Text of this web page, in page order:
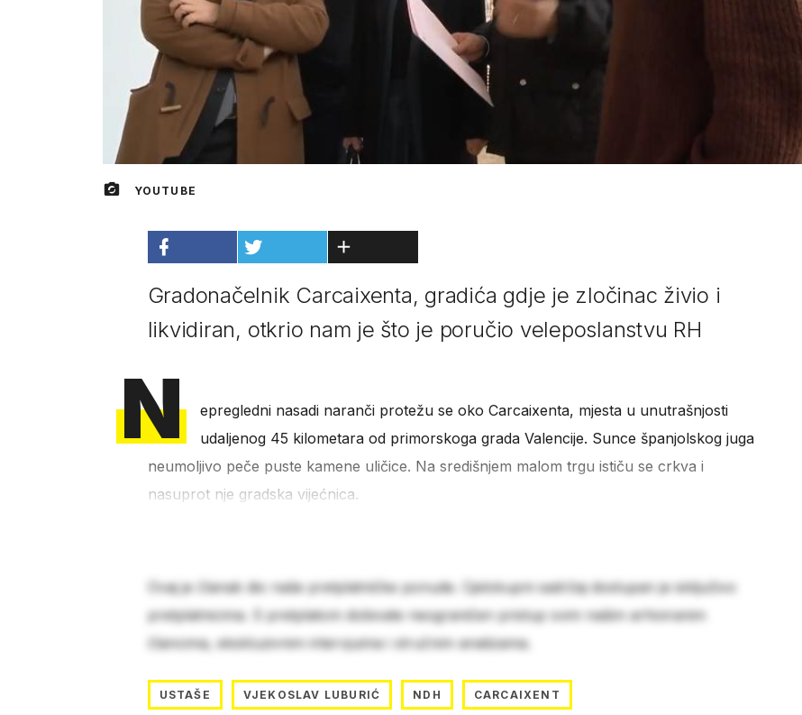
YOUTUBE
Gradonačelnik Carcaixenta, gradića gdje je zločinac živio i
likvidiran, otkrio nam je što je poručio veleposlanstvu RH
N
epregledni nasadi naranči protežu se oko Carcaixenta, mjesta u unutrašnjosti
udaljenog 45 kilometara od primorskoga grada Valencije. Sunce španjolskog juga
neumoljivo peče puste kamene uličice. Na središnjem malom trgu ističu se crkva i
nasuprot nje gradska vijećnica.
Ovaj je članak dio naše pretplatničke ponude. Cjelokupni sadržaj dostupan je isključivo
pretplatnicima. S pretplatom dobivate neograničen pristup svim našim arhiviranim
člancima, ekskluzivnim intervjuima i stručnim analizama.
USTAŠE VJEKOSLAV LUBURIĆ NDH CARCAIXENT